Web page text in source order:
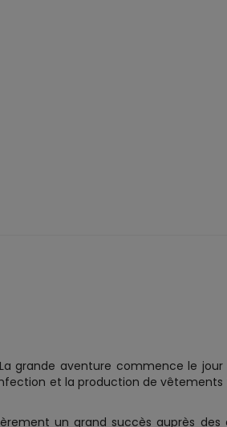
grande aventure commence le
et la production de vêtements
un grand succès auprès des